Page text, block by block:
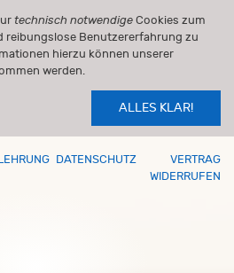
technisch notwendige Cookies zum
reibungslose Benutzererfahrung zu
hierzu können unserer
werden.
ALLES KLAR!
DATENSCHUTZ
VERTRAG
WIDERRUFEN